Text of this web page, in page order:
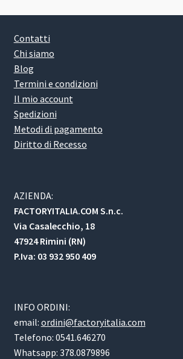
Contatti
Chi siamo
Blog
Termini e condizioni
Il mio account
Spedizioni
Metodi di pagamento
Diritto di Recesso
AZIENDA:
FACTORYITALIA.COM S.n.c.
Via Casalecchio, 18
47924 Rimini (RN)
P.Iva: 03 932 950 409
INFO ORDINI:
email: ordini@factoryitalia.com
Telefono: 0541.646270
Whatsapp: 378.0879896